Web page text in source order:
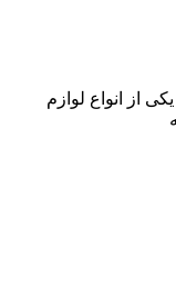
یا پیمانه یکی از انواع لوازم